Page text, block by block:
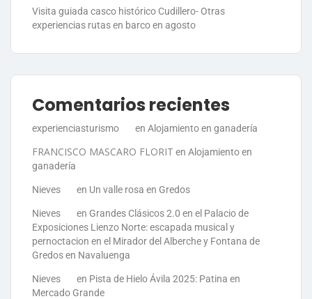
Visita guiada casco histórico Cudillero- Otras
experiencias rutas en barco en agosto
Comentarios recientes
experienciasturismo en Alojamiento en ganadería
FRANCISCO MASCARO FLORIT en Alojamiento en
ganadería
Nieves en Un valle rosa en Gredos
Nieves en Grandes Clásicos 2.0 en el Palacio de
Exposiciones Lienzo Norte: escapada musical y
pernoctacion en el Mirador del Alberche y Fontana de
Gredos en Navaluenga
Nieves en Pista de Hielo Ávila 2025: Patina en
Mercado Grande